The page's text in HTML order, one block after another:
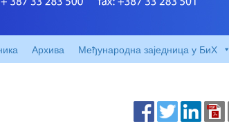
Архива Међународна заједница у БиХ